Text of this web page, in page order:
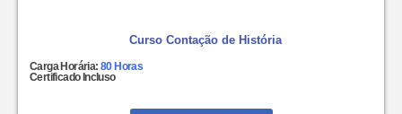
Curso Contação de História
Carga Horária: 80 Horas
Certificado Incluso